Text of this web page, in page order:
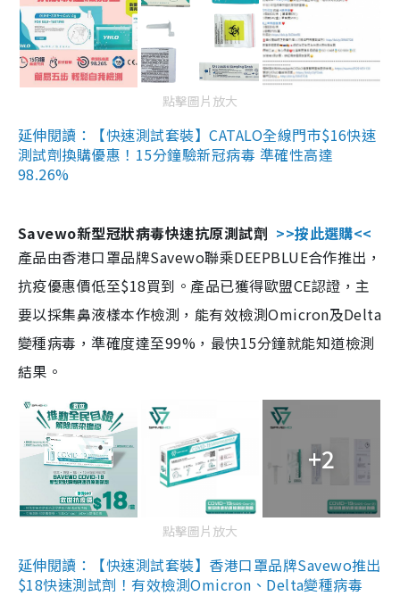
點擊圖片放大
延伸閱讀：【快速測試套裝】CATALO全線門市$16快速
測試劑換購優惠！15分鐘驗新冠病毒 準確性高達
98.26%
Savewo新型冠狀病毒快速抗原測試劑 >>按此選購<<
產品由香港口罩品牌Savewo聯乘DEEPBLUE合作推出，
抗疫優惠價低至$18買到。產品已獲得歐盟CE認證，主
要以採集鼻液樣本作檢測，能有效檢測Omicron及Delta
變種病毒，準確度達至99%，最快15分鐘就能知道檢測
結果。
+2
點擊圖片放大
延伸閱讀：【快速測試套裝】香港口罩品牌Savewo推出
$18快速測試劑！有效檢測Omicron、Delta變種病毒